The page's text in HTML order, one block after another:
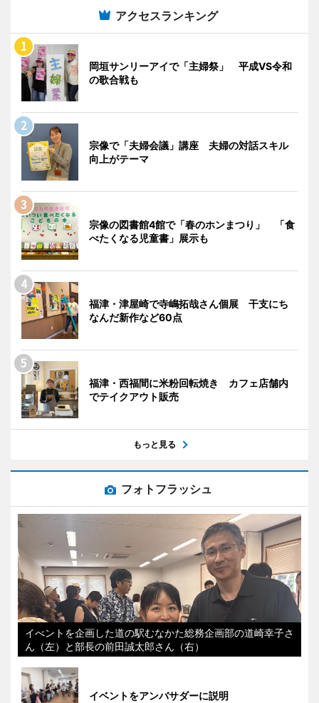
アクセスランキング
岡垣サンリーアイで「主婦祭」 平成VS令和
の歌合戦も
宗像で「夫婦会議」講座 夫婦の対話スキル
向上がテーマ
宗像の図書館4館で「春のホンまつり」 「食
べたくなる児童書」展示も
福津・津屋崎で寺嶋拓哉さん個展 干支にち
なんだ新作など60点
福津・西福間に米粉回転焼き カフェ店舗内
でテイクアウト販売
もっと見る
フォトフラッシュ
イべントを企画した道の駅むなかた総務企画部の道崎幸子さ
ん（左）と部長の前田誠太郎さん（右）
イベントをアンバサダーに説明